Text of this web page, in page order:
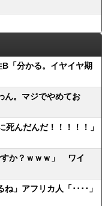
「分かる。イヤイヤ期
ん。マジでやめてお
んだんだ！！！！！」
すか？ｗｗｗ」 ワイ
」アフリカ人「････」